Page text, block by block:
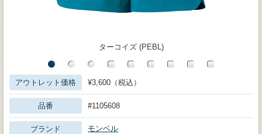
ターコイズ (PEBL)
アウトレット価格 ¥3,600（税込）
品番 #1105608
ブランド モンベル